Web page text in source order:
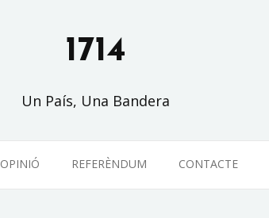
1714
Un País, Una Bandera
OPINIÓ REFERÈNDUM CONTACTE